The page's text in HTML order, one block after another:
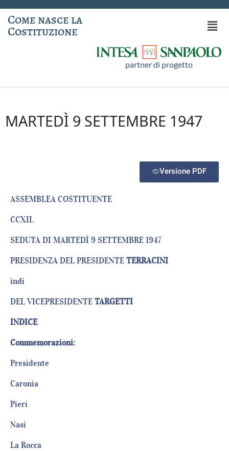
Come nasce la
Costituzione
partner di progetto
MARTEDÌ 9 SETTEMBRE 1947
Versione PDF
ASSEMBLEA COSTITUENTE
CCXII.
SEDUTA DI MARTEDÌ 9 SETTEMBRE 1947
PRESIDENZA DEL PRESIDENTE TERRACINI
indi
DEL VICEPRESIDENTE TARGETTI
INDICE
Commemorazioni:
Presidente
Caronia
Pieri
Nasi
La Rocca